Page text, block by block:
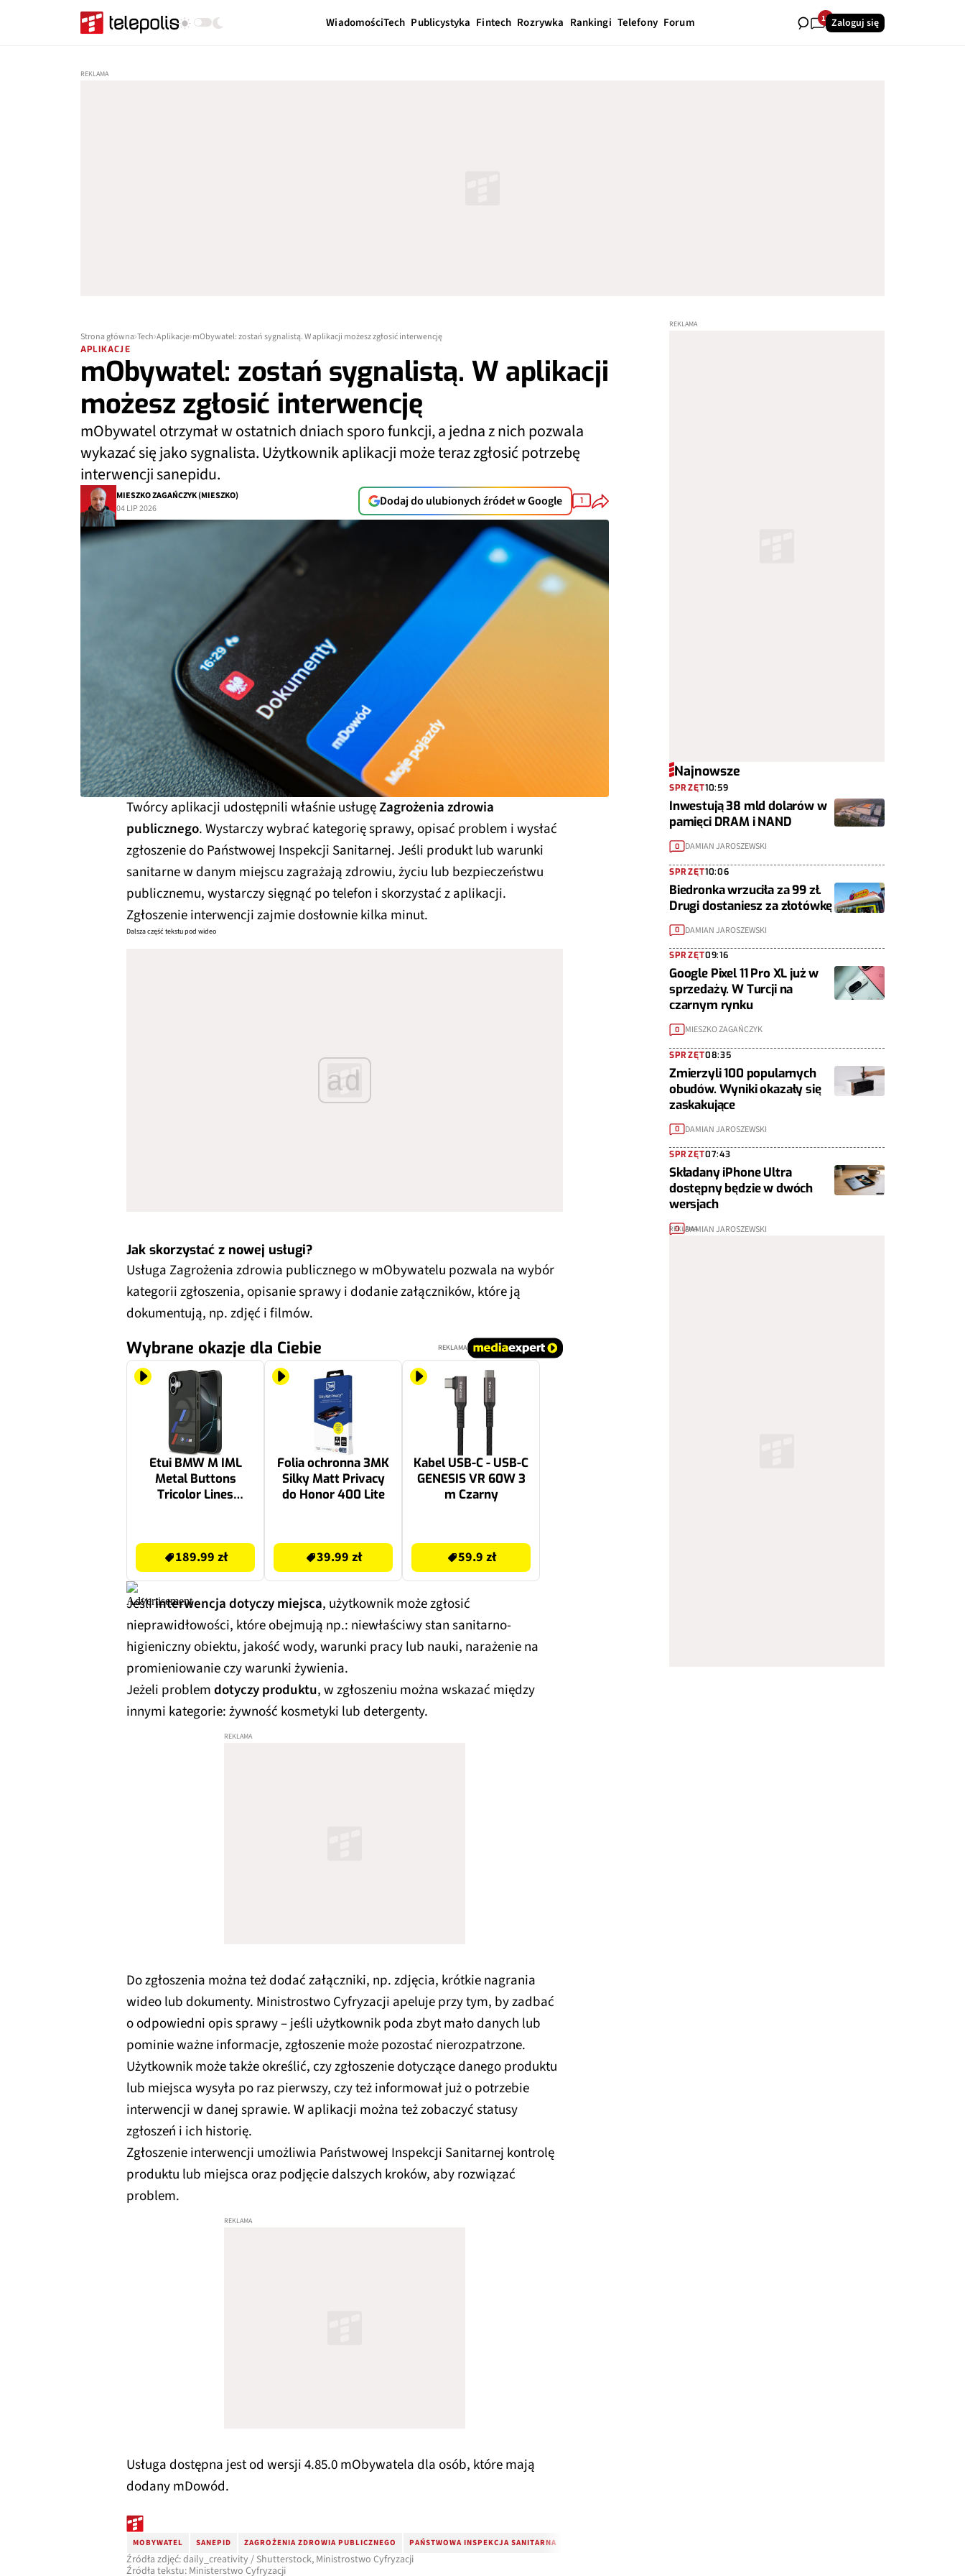
WiadomościTech Publicystyka Fintech Rozrywka Rankingi Telefony Forum 15Zaloguj się
Strona główna Tech Aplikacje mObywatel: zostań sygnalistą. W aplikacji możesz zgłosić interwencję
APLIKACJE
mObywatel: zostań sygnalistą. W aplikacji
możesz zgłosić interwencję
mObywatel otrzymał w ostatnich dniach sporo funkcji, a jedna z nich pozwala
wykazać się jako sygnalista. Użytkownik aplikacji może teraz zgłosić potrzebę
interwencji sanepidu.
MIESZKO ZAGAŃCZYK (MIESZKO)
04 LIP 2026
Dodaj do ulubionych źródeł w Google 1
Twórcy aplikacji udostępnili właśnie usługęZagrożenia zdrowia
publicznego. Wystarczy wybrać kategorię sprawy, opisać problem i wysłać
zgłoszenie do Państwowej Inspekcji Sanitarnej. Jeśli produkt lub warunki
sanitarne w danym miejscu zagrażają zdrowiu, życiu lub bezpieczeństwu
publicznemu, wystarczy sięgnąć po telefon i skorzystać z aplikacji.
Zgłoszenie interwencji zajmie dosłownie kilka minut.
Dalsza część tekstu pod wideo
ad
Jak skorzystać z nowej usługi?
Usługa Zagrożenia zdrowia publicznego w mObywatelu pozwala na wybór
kategorii zgłoszenia, opisanie sprawy i dodanie załączników, które ją
dokumentują, np. zdjęć i filmów.
Wybrane okazje dla Ciebie REKLAMA
Etui BMW M IML
Metal Buttons
Tricolor Lines
189.99 zł
Folia ochronna 3MK
Silky Matt Privacy
do Honor 400 Lite
39.99 zł
Kabel USB-C - USB-C
GENESIS VR 60W 3
m Czarny
59.9 zł
Jeśliinterwencja dotyczy miejsca, użytkownik może zgłosić
nieprawidłowości, które obejmują np.: niewłaściwy stan sanitarno-
higieniczny obiektu, jakość wody, warunki pracy lub nauki, narażenie na
promieniowanie czy warunki żywienia.
Jeżeli problemdotyczy produktu, w zgłoszeniu można wskazać między
innymi kategorie: żywność kosmetyki lub detergenty.
Do zgłoszenia można też dodać załączniki, np. zdjęcia, krótkie nagrania
wideo lub dokumenty. Ministrostwo Cyfryzacji apeluje przy tym, by zadbać
o odpowiedni opis sprawy – jeśli użytkownik poda zbyt mało danych lub
pominie ważne informacje, zgłoszenie może pozostać nierozpatrzone.
Użytkownik może także określić, czy zgłoszenie dotyczące danego produktu
lub miejsca wysyła po raz pierwszy, czy też informował już o potrzebie
interwencji w danej sprawie. W aplikacji można też zobaczyć statusy
zgłoszeń i ich historię.
Zgłoszenie interwencji umożliwia Państwowej Inspekcji Sanitarnej kontrolę
produktu lub miejsca oraz podjęcie dalszych kroków, aby rozwiązać
problem.
Usługa dostępna jest od wersji 4.85.0 mObywatela dla osób, które mają
dodany mDowód.
MOBYWATEL SANEPID ZAGROŻENIA ZDROWIA PUBLICZNEGO PAŃSTWOWA INSPEKCJA SANITARNA
Źródła zdjęć: daily_creativity / Shutterstock, Ministrostwo Cyfryzacji
Źródła tekstu: Ministerstwo Cyfryzacji
Najnowsze
SPRZĘT10:59
Inwestują 38 mld dolarów w
pamięci DRAM i NAND
0 DAMIAN JAROSZEWSKI
SPRZĘT10:06
Biedronka wrzuciła za 99 zł.
Drugi dostaniesz za złotówkę
0 DAMIAN JAROSZEWSKI
SPRZĘT09:16
Google Pixel 11 Pro XL już w
sprzedaży. W Turcji na
czarnym rynku
0 MIESZKO ZAGAŃCZYK
SPRZĘT08:35
Zmierzyli 100 popularnych
obudów. Wyniki okazały się
zaskakujące
0 DAMIAN JAROSZEWSKI
SPRZĘT07:43
Składany iPhone Ultra
dostępny będzie w dwóch
wersjach
0 DAMIAN JAROSZEWSKI